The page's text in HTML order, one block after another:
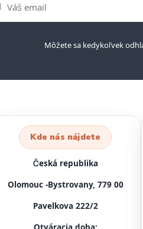
Môžete sa kedykoľvek
Kde nás nájdete
Česká republika
Olomouc -Bystrovany, 779 00
Pavelkova 222/2